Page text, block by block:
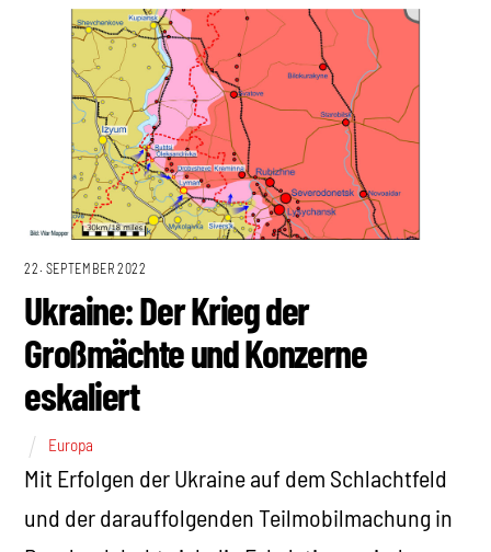
22. SEPTEMBER 2022
Ukraine: Der Krieg der
Großmächte und Konzerne
eskaliert
Europa
Mit Erfolgen der Ukraine auf dem Schlachtfeld
und der darauffolgenden Teilmobilmachung in